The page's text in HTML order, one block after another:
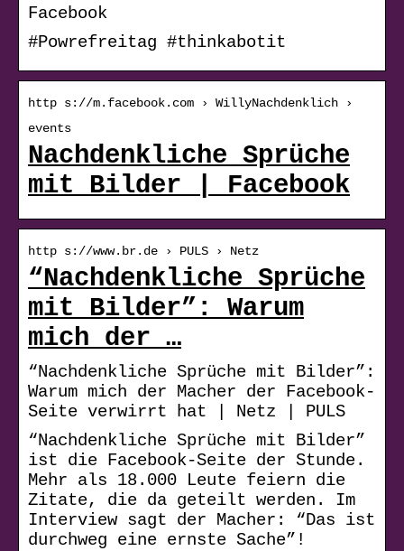
Facebook
#Powrefreitag #thinkabotit
http s://m.facebook.com › WillyNachdenklich ›
events
Nachdenkliche Sprüche
mit Bilder | Facebook
http s://www.br.de › PULS › Netz
“Nachdenkliche Sprüche
mit Bilder”: Warum
mich der …
“Nachdenkliche Sprüche mit Bilder”:
Warum mich der Macher der Facebook-
Seite verwirrt hat | Netz | PULS
“Nachdenkliche Sprüche mit Bilder”
ist die Facebook-Seite der Stunde.
Mehr als 18.000 Leute feiern die
Zitate, die da geteilt werden. Im
Interview sagt der Macher: “Das ist
durchweg eine ernste Sache”!